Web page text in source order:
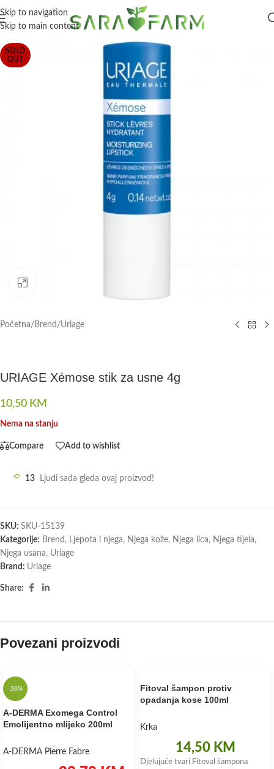
Skip to navigation
Skip to main content
SOLD
OUT
Početna/ Brend /Uriage
URIAGE Xémose stik za usne 4g
10,50 KM
Nema na stanju
Compare Add to wishlist
13 Ljudi sada gleda ovaj proizvod!
SKU: SKU-15139
Kategorije: Brend , Ljepota i njega, Njega kože, Njega lica, Njega tijela,
Njega usana, Uriage
Brand: Uriage
Share:
Povezani proizvodi
-20%
A-DERMA Exomega Control
Emolijentno mlijeko 200ml
A-DERMA Pierre Fabre
Fitoval šampon protiv
opadanja kose 100ml
Krka
14,50 KM
Djelujuće tvari Fitoval šampona